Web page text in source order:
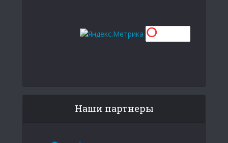
Наши партнеры